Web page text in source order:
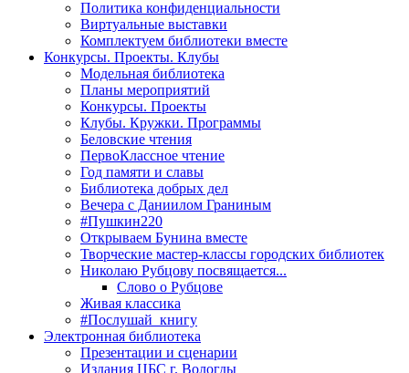
Политика конфиденциальности
Виртуальные выставки
Комплектуем библиотеки вместе
Конкурсы. Проекты. Клубы
Модельная библиотека
Планы мероприятий
Конкурсы. Проекты
Клубы. Кружки. Программы
Беловские чтения
ПервоКлассное чтение
Год памяти и славы
Библиотека добрых дел
Вечера с Даниилом Граниным
#Пушкин220
Открываем Бунина вместе
Творческие мастер-классы городских библиотек
Николаю Рубцову посвящается...
Слово о Рубцове
Живая классика
#Послушай_книгу
Электронная библиотека
Презентации и сценарии
Издания ЦБС г. Вологды